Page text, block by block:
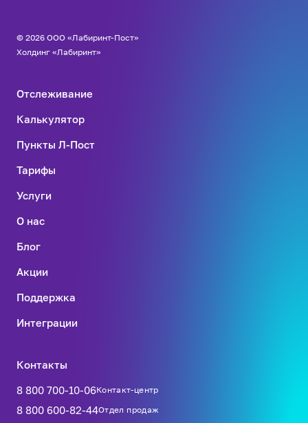
© 2026 ООО «Лабиринт-Пост»
Холдинг «Лабиринт»
Отслеживание
Калькулятор
Пункты Л-Пост
Тарифы
Услуги
О нас
Блог
Акции
Поддержка
Интеграции
Контакты
8 800 700-10-06Контакт-центр
8 800 600-82-44Отдел продаж